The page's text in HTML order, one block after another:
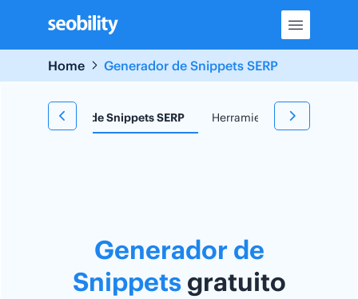
content
Home
Generador de Snippets SERP
Generador de Snippets SERP Herramienta TF*IDF
Generador de
Snippetsgratuito